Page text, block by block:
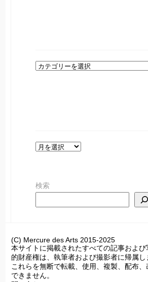
カ
ア
イ
検索
(C) Mercure des Arts 2015-2025
本サイトに掲載されたすべての記事およ
的財産権は、執筆者および撮影者に帰属し
これらを無断で転載、使用、複製、配布
できません。